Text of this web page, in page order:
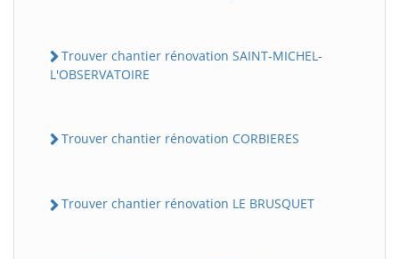
Trouver chantier rénovation SAINT-MICHEL-
L'OBSERVATOIRE
Trouver chantier rénovation CORBIERES
Trouver chantier rénovation LE BRUSQUET